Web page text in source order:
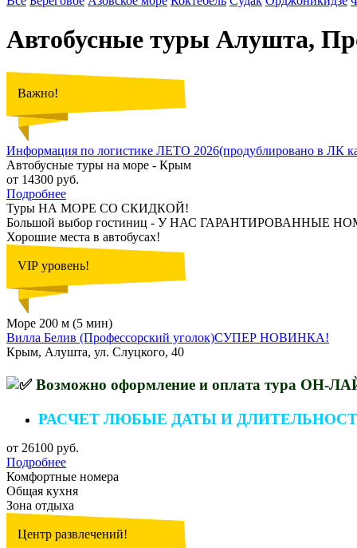
Автобусные туры Алушта,
Важно!
Информация по логистике ЛЕТО 2026(продублировано в ЛК
Автобусные туры на море - Крым
от 14300 руб.
Подробнее
Туры НА МОРЕ СО СКИДКОЙ!
Большой выбор гостиниц - У НАС ГАРАНТИРОВАННЫЕ
Хорошие места в автобусах!
VIP уровень!
Море 200 м (5 мин)
Вилла Белив (Профессорский уголок)СУПЕР НОВИНКА!
Крым, Алушта, ул. Слуцкого, 40
Возможно оформление и оплата тура ОН-
РАСЧЕТ ЛЮБЫЕ ДАТЫ И
от 26100 руб.
Подробнее
Комфортные номера
Общая кухня
Зона отдыха
Центр развлечений!